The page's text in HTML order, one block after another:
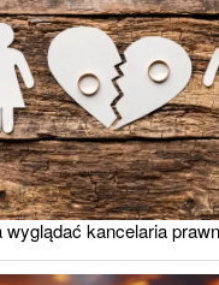
wyglądać kancelaria